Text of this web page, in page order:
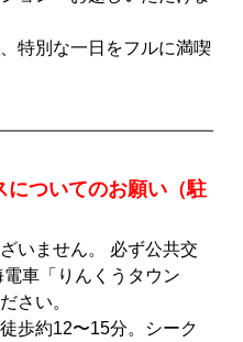
特別な一日をフルに満喫
についてのお願い（駐
いません。 必ず公共交
車「りんくうタウン
さい。
歩約12〜15分。シーク